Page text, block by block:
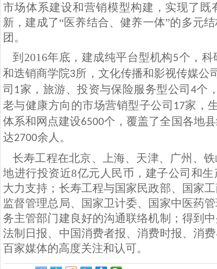
市场体系建设和营销模型构建，实现了既
新，建成了“医养结合、健养一体”的多元
团。
到 2016年底，建成纯平台型机构5个，科
和迭销商学院3所，文化传播和影视传媒公
司 1家，旅游、投资与保险服务型公司 4个
老与健康方向的市场营销型子公司 17家，
体系和网点建设6500个，覆盖了全国各地
达2700余人。
长寿工程在北京、上海、天津、广州、
地进行投资近8亿元人民币，建子公司和
大力支持；长寿工程与国家民政部、国家
监督管理总局、国家卫计委、国家中医药
务主管部门建良好的沟通联络机制；得到
法制日报、中国消费者报、消费时报、消
百家媒体的高度关注和认可。